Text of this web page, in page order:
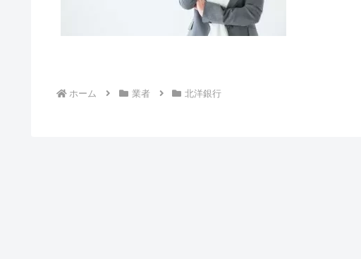
ホーム 業者 北洋銀行